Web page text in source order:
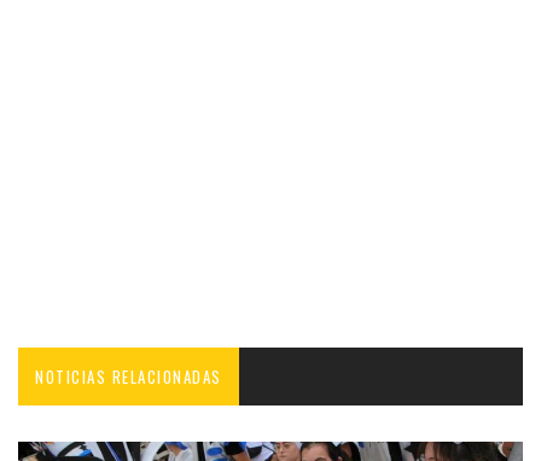
NOTICIAS RELACIONADAS